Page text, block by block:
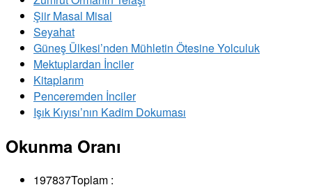
Şiir Masal Misal
Seyahat
Güneş Ülkesi’nden Mühletin Ötesine Yolculuk
Mektuplardan İnciler
Kitaplarım
Penceremden İnciler
Işık Kıyısı’nın Kadim Dokuması
Okunma Oranı
197837Toplam :